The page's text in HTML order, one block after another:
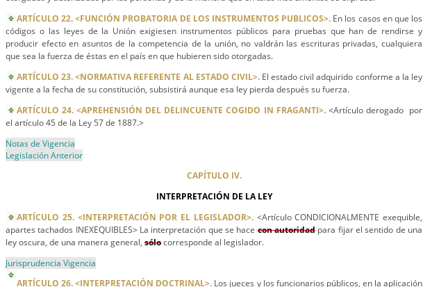
ARTÍCULO 22. <FUNCIÓN PROBATORIA DE LOS INSTRUMENTOS PUBLICOS>. En los casos en que los
códigos o las leyes de la Unión exigiesen instrumentos públicos para pruebas que han de rendirse y
producir efecto en asuntos de la competencia de la unión, no valdrán las escrituras privadas, cualquiera
que sea la fuerza de éstas en el país en que hubieren sido otorgadas.
ARTÍCULO 23. <NORMATIVA REFERENTE AL ESTADO CIVIL>.El estado civil adquirido conforme a la ley
vigente a la fecha de su constitución, subsistirá aunque esa ley pierda después su fuerza.
ARTÍCULO 24. <APREHENSIÓN DEL DELINCUENTE COGIDO IN FRAGANTI>.<Artículo derogado por
el artículo 45 de la Ley 57 de 1887.>
Notas de Vigencia
Legislación Anterior
CAPÍTULO IV.
INTERPRETACIÓN DE LA LEY
ARTÍCULO 25. <INTERPRETACIÓN POR EL LEGISLADOR>.<Artículo CONDICIONALMENTE exequible,
apartes tachados INEXEQUIBLES> La interpretación que se hacecon autoridad para fijar el sentido de una
ley oscura, de una manera general, sólocorresponde al legislador.
Jurisprudencia Vigencia
ARTÍCULO 26. <INTERPRETACIÓN DOCTRINAL>. Los jueces y los funcionarios públicos, en la aplicación